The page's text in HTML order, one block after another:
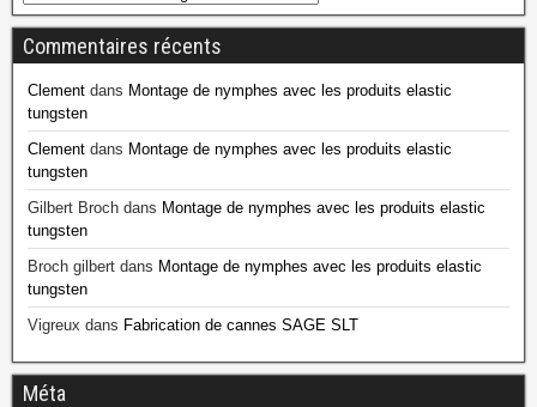
Commentaires récents
Clement dans Montage de nymphes avec les produits elastic
tungsten
Clement dans Montage de nymphes avec les produits elastic
tungsten
Gilbert Broch dans Montage de nymphes avec les produits elastic
tungsten
Broch gilbert dans Montage de nymphes avec les produits elastic
tungsten
Vigreux dans Fabrication de cannes SAGE SLT
Méta